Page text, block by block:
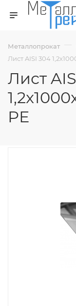
Металлопрокат —
Лист AISI 304
Лист
РЕ